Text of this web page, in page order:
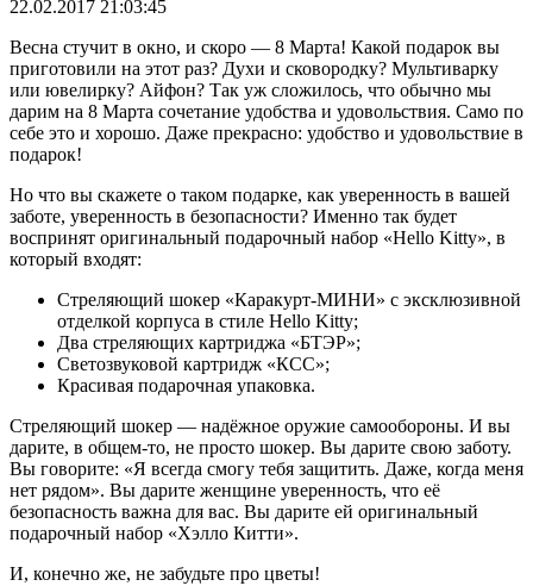
22.02.2017 21:03:45
Весна стучит в окно, и скоро — 8 Марта! Какой подарок вы
приготовили на этот раз? Духи и сковородку? Мультиварку
или ювелирку? Айфон? Так уж сложилось, что обычно мы
дарим на 8 Марта сочетание удобства и удовольствия. Само по
себе это и хорошо. Даже прекрасно: удобство и удовольствие в
подарок!
Но что вы скажете о таком подарке, как уверенность в вашей
заботе, уверенность в безопасности? Именно так будет
воспринят оригинальный подарочный набор «Hello Kitty», в
который входят:
Стреляющий шокер «Каракурт-МИНИ» с эксклюзивной
отделкой корпуса в стиле Hello Kitty;
Два стреляющих картриджа «БТЭР»;
Светозвуковой картридж «КСС»;
Красивая подарочная упаковка.
Стреляющий шокер — надёжное оружие самообороны. И вы
дарите, в общем-то, не просто шокер. Вы дарите свою заботу.
Вы говорите: «Я всегда смогу тебя защитить. Даже, когда меня
нет рядом». Вы дарите женщине уверенность, что её
безопасность важна для вас. Вы дарите ей оригинальный
подарочный набор «Хэлло Китти».
И, конечно же, не забудьте про цветы!